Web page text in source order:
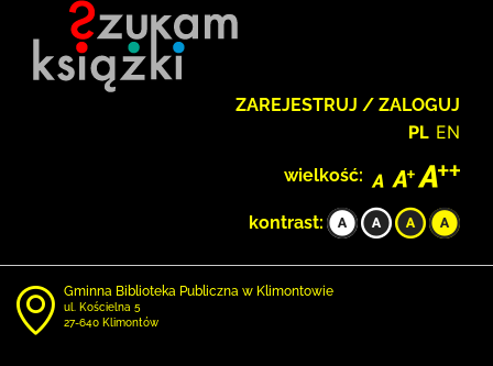
ZAREJESTRUJ / ZALOGUJ
PL EN
wielkość:
kontrast:
Gminna Biblioteka Publiczna w Klimontowie
ul. Kościelna 5
27-640 Klimontów